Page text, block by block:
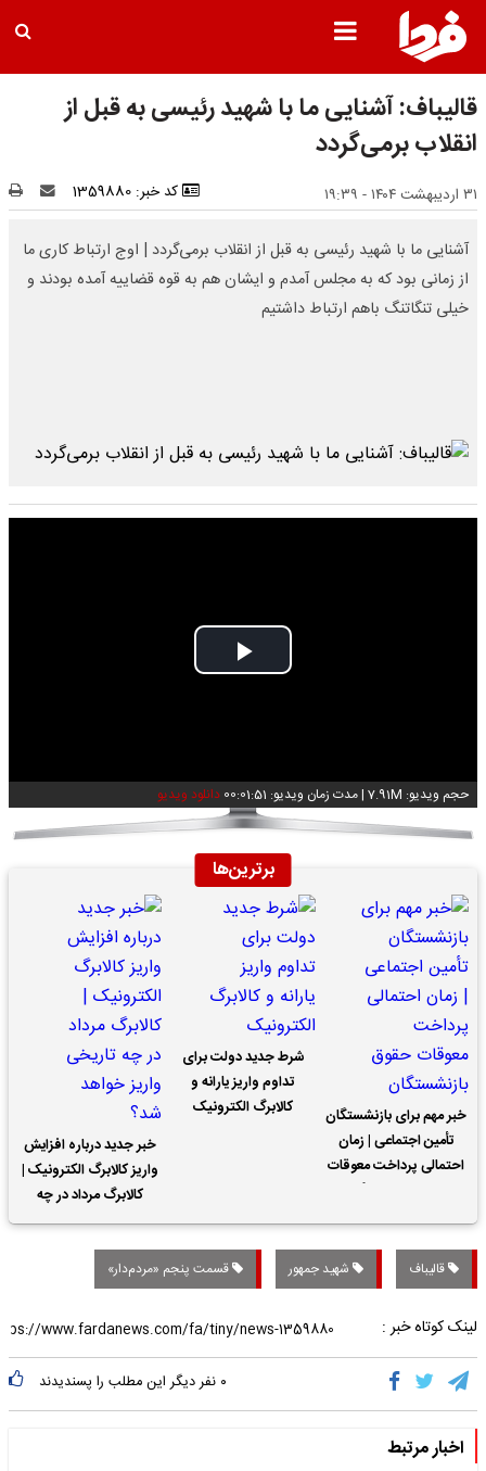
قالیباف: آشنایی ما با شهید رئیسی به قبل از
انقلاب برمی‌گردد
۳۱ اردیبهشت ۱۴۰۴ - ۱۹:۳۹ کد خبر: 1359880
آشنایی ما با شهید رئیسی به قبل از انقلاب برمی‌گردد | اوج ارتباط کاری ما
از زمانی بود که به مجلس آمدم و ایشان هم به قوه‌ قضاییه آمده بودند و
خیلی تنگاتنگ باهم ارتباط داشتیم
Play
حجم ویدیو: 7.91M |مدت زمان ویدیو: 00:01:51 دانلود ویدیو
برترین‌ها
خبر مهم برای بازنشستگان
تأمین اجتماعی | زمان
احتمالی پرداخت معوقات
شرط جدید دولت برای
تداوم واریز یارانه و
کالابرگ الکترونیک
خبر جدید درباره افزایش
واریز کالابرگ الکترونیک |
کالابرگ مرداد در چه
تاریخی واریز خواهد شد؟
قالیباف شهید جمهور قسمت پنجم «مردم‌دار»
لینک کوتاه خبر :
۰ نفر دیگر این مطلب را پسندیدند
اخبار مرتبط